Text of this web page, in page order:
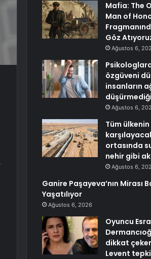
Mafia: The
Man of
Göz
Ağustos 6,
özgüveni
insanların
Ağustos 6,
Tüm ülkenin
ortasında
nehir gibi
Ağustos 6,
Ganire Paşayeva’nın Mirası
Yaşatılıyor
Ağustos 6, 2026
Oyuncu Esra
dikkat
Levent